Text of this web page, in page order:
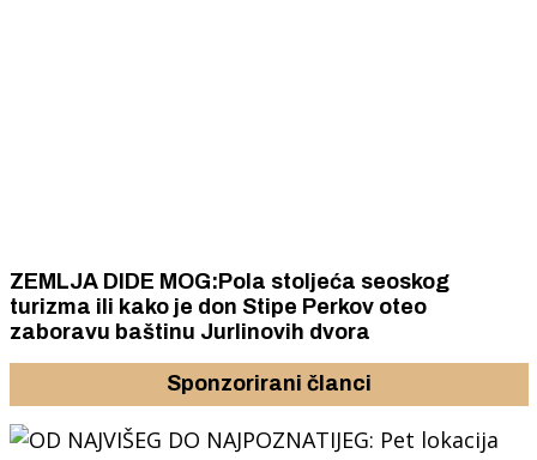
ZEMLJA DIDE MOG:Pola stoljeća seoskog
turizma ili kako je don Stipe Perkov oteo
zaboravu baštinu Jurlinovih dvora
Sponzorirani članci